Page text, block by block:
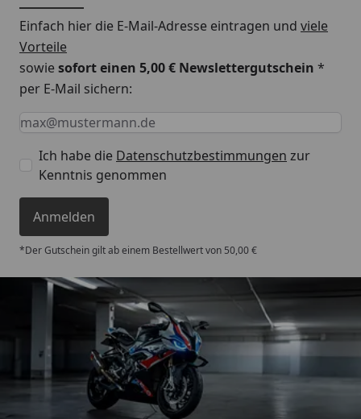
Einfach hier die E-Mail-Adresse eintragen und viele
Vorteile
sowiesofort einen 5,00 € Newslettergutschein *
per E-Mail sichern:
Keine Eingabe erforderlich
Eingabe erforderlich
E-Mail *
Ich habe die Datenschutzbestimmungen zur
Kenntnis genommen
Anmelden
*Der Gutschein gilt ab einem Bestellwert von 50,00 €
Trusted Shops
4,85/ 5